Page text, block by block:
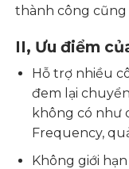
thành công cũng
II, Ưu điểm
Hỗ trợ nhiều
đem lại
không có như
Frequency,
Không giới